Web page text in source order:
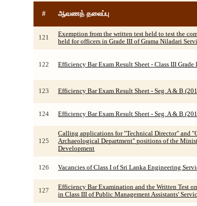
# ஆவணத் தலைப்பு
121
Exemption from the written test held to test the
held for officers in Grade III of Grama Niladari
122 Efficiency Bar Exam Result Sheet - Class III
123 Efficiency Bar Exam Result Sheet - Seg. A & B
124 Efficiency Bar Exam Result Sheet - Seg. A & B
125
Calling applications for "Technical Director" and
Archaeological Department" positions of the
Development
126 Vacancies of Class I of Sri Lanka Engineering
127
Efficiency Bar Examination and the Written Test
in Class III of Public Management Assistants'